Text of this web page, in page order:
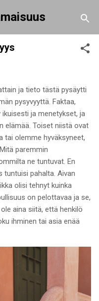
ja tieto tästä pysäytti
pysyvyyttä. Faktaa,
ja menetykset, ja
elämää. Toiset niistä ovat
tai olemme hyväksyneet,
paremmin
ne tuntuvat. En
tuntuisi pahalta. Aivan
olisi tehnyt kuinka
on pelottavaa ja se,
aina siitä, että henkilö
ihminen tai asia enää